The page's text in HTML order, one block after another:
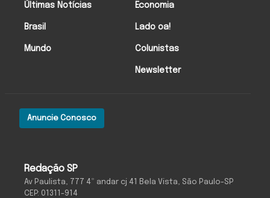
Redação SP
Av Paulista, 777 4º andar cj 41 Bela Vista, São Paulo-SP
CEP: 01311-914
Anuncie Conosco
Últimas Notícias
Brasil
Mundo
Economia
Lado oa!
Colunistas
Newsletter